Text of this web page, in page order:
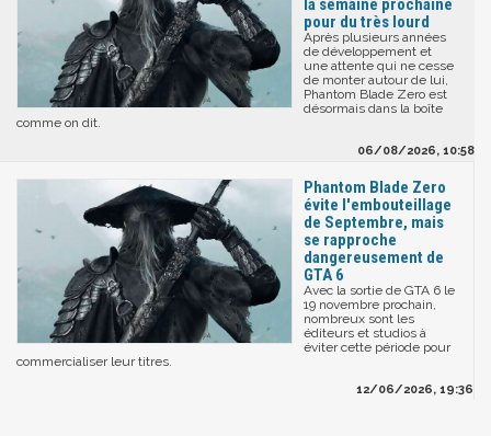
la semaine prochaine
pour du très lourd
Après plusieurs années
de développement et
une attente qui ne cesse
de monter autour de lui,
Phantom Blade Zero est
désormais dans la boîte
comme on dit.
06/08/2026, 10:58
Phantom Blade Zero
évite l'embouteillage
de Septembre, mais
se rapproche
dangereusement de
GTA 6
Avec la sortie de GTA 6 le
19 novembre prochain,
nombreux sont les
éditeurs et studios à
éviter cette période pour
commercialiser leur titres.
12/06/2026, 19:36